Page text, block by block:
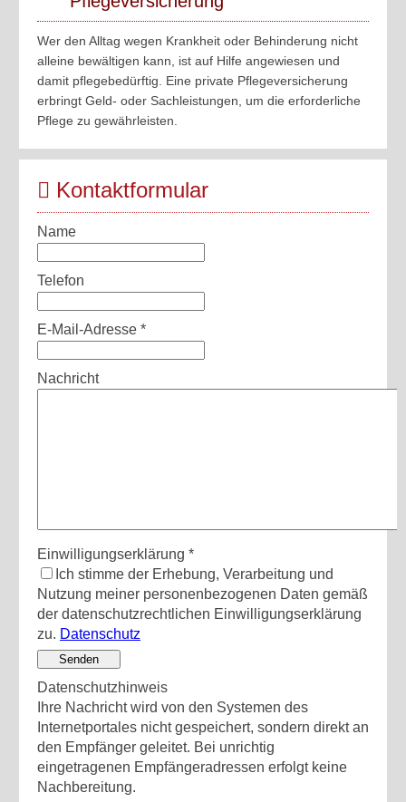
Wer den Alltag wegen Krankheit oder Behinderung nicht
alleine bewältigen kann, ist auf Hilfe angewiesen und
damit pflegebedürftig. Eine private Pflegeversicherung
erbringt Geld- oder Sachleistungen, um die erforderliche
Pflege zu gewährleisten.
Kontaktformular
Name
Telefon
E-Mail-Adresse *
Nachricht
Einwilligungserklärung *
Ich stimme der Erhebung, Verarbeitung und
Nutzung meiner personenbezogenen Daten gemäß
der datenschutzrechtlichen Einwilligungserklärung
zu. Datenschutz
Senden
Datenschutzhinweis
Ihre Nachricht wird von den Systemen des
Internetportales nicht gespeichert, sondern direkt an
den Empfänger geleitet. Bei unrichtig
eingetragenen Empfängeradressen erfolgt keine
Nachbereitung.